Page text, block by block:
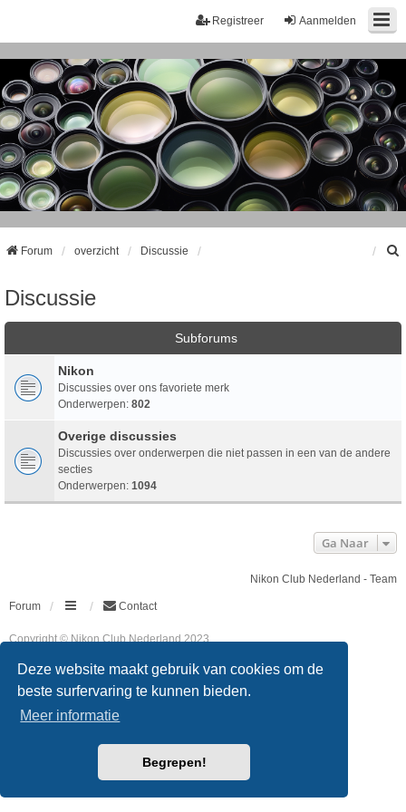
Deze website maakt gebruik van cookies om de
beste surfervaring te kunnen bieden.
Meer informatie
Begrepen!
Aanmelden
Registreer
Forum overzicht Discussie
Discussie
Subforums
Nikon
Discussies over ons favoriete merk
Onderwerpen: 802
Overige discussies
Discussies over onderwerpen die niet passen in een van de andere
secties
Onderwerpen: 1094
Ga Naar
Nikon Club Nederland - Team
Forum Contact
Copyright © Nikon Club Nederland 2023
Stylewe_universalcreated by INVENTEA & v12mike
Privacy Gebruikersvoorwaarden